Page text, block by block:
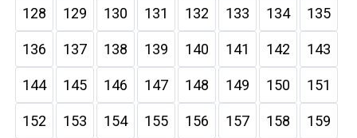
128 129 130 131 132 133 134 135
136 137 138 139 140 141 142 143
144 145 146 147 148 149 150 151
152 153 154 155 156 157 158 159